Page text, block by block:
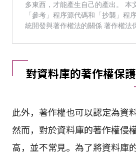
對資料庫的著作權保護
此外，著作權也可以認定為資
然而，對於資料庫的著作權侵
高，並不常見。為了將資料庫